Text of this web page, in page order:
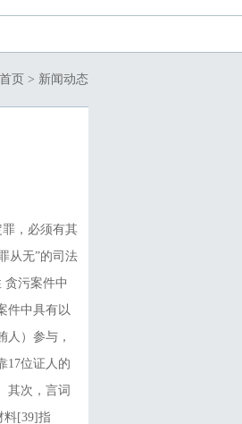
首页 > 新闻动态
，必须有其
从无”的司法
贪污案件中
件中具有以
）参与，
17位证人的
其次，言词
料[39]指